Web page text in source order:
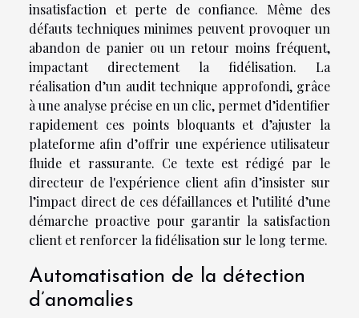
insatisfaction et perte de confiance. Même des
défauts techniques minimes peuvent provoquer un
abandon de panier ou un retour moins fréquent,
impactant directement la fidélisation. La
réalisation d’un audit technique approfondi, grâce
à une analyse précise en un clic, permet d’identifier
rapidement ces points bloquants et d’ajuster la
plateforme afin d’offrir une expérience utilisateur
fluide et rassurante. Ce texte est rédigé par le
directeur de l'expérience client afin d’insister sur
l’impact direct de ces défaillances et l’utilité d’une
démarche proactive pour garantir la satisfaction
client et renforcer la fidélisation sur le long terme.
Automatisation de la détection
d’anomalies